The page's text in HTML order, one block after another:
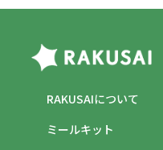
RAKUSAIについて
ミールキット